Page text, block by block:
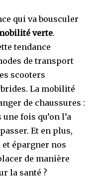
qui va bousculer
verte.
tendance
de transport
scooters
La mobilité
de chaussures :
fois qu’on l’a
Et en plus,
épargner nos
de manière
la santé ?